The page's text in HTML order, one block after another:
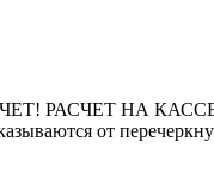
РАСЧЕТ НА
от